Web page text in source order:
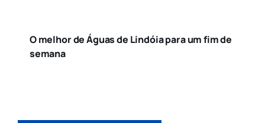
O melhor de Águas de Lindóia para um fim de
semana